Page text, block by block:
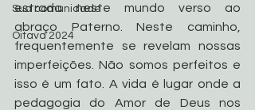
Sua comunidade
Oitava 2024
estrada neste mundo verso ao
abraço Paterno. Neste caminho,
frequentemente se revelam nossas
imperfeições. Não somos perfeitos e
isso é um fato. A vida é lugar onde a
pedagogia do Amor de Deus nos